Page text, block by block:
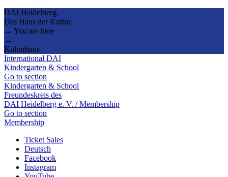
DAI Heidelberg.
Das Haus der Kultur.
→ You are here
→
Kulturhaus
International DAI
Kindergarten & School
Go to section
Kindergarten & School
Freundeskreis des
DAI Heidelberg e. V. / Membership
Go to section
Membership
Ticket Sales
Deutsch
Facebook
Instagram